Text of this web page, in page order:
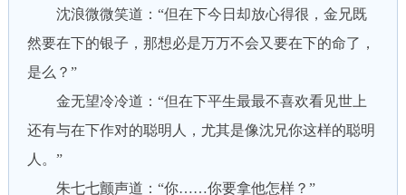
沈浪微微笑道：“但在下今日却放心得很，金兄既
然要在下的银子，那想必是万万不会又要在下的命了，
是么？”
金无望冷冷道：“但在下平生最最不喜欢看见世上
还有与在下作对的聪明人，尤其是像沈兄你这样的聪明
人。”
朱七七颤声道：“你……你要拿他怎样？”